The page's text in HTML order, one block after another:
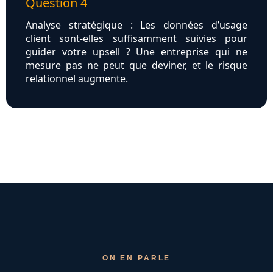
Analyse stratégique : Les données d’usage
client sont-elles suffisamment suivies pour
guider votre upsell ? Une entreprise qui ne
mesure pas ne peut que deviner, et le risque
relationnel augmente.
ON EN PARLE